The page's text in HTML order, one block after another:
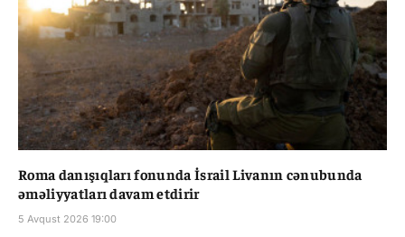
Roma danışıqları fonunda İsrail Livanın cənubunda
əməliyyatları davam etdirir
5 Avqust 2026 19:00